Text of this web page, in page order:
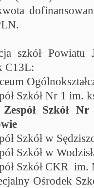
szkół
C13L:
Szkół Nr 1 im.
Zespół Szkół
Szkół w
Szkół w
Szkół CKR
Ośrodek